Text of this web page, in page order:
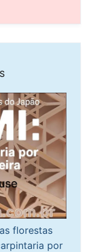
florestas
por